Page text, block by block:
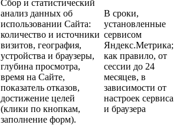
Сбор и статистический
анализ данных об
использовании Сайта:
количество и источники
визитов, география,
устройства и браузеры,
глубина просмотра,
время на Сайте,
показатель отказов,
достижение целей
(клики по кнопкам,
заполнение форм).
В сроки,
установленные
сервисом
Яндекс.Метрика;
как правило, от
сессии до 24
месяцев, в
зависимости от
настроек сервиса
и браузера